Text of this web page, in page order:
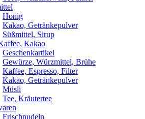
Honig
Kakao, Getränkepulver
Süßmittel, Sirup
Kakao
Geschenkartikel
Gewürze, Würzmittel, Brühe
Kaffee, Espresso, Filter
Kakao, Getränkepulver
Müsli
Tee, Kräutertee
Frischnudeln